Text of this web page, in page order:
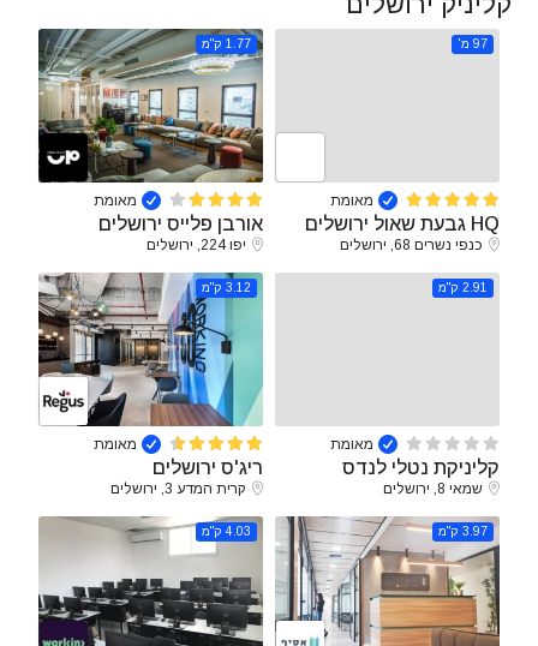
מאומת
97 מ'
HQ גבעת שאול ירושלים
כנפי נשרים 68, ירושלים
מאומת
1.77 ק"מ
אורבן פלייס ירושלים
יפו 224, ירושלים
מאומת
2.91 ק"מ
קליניקת נטלי לנדס
שמאי 8, ירושלים
מאומת
3.12 ק"מ
ריג'ס ירושלים
קרית המדע 3, ירושלים
3.97 ק"מ 4.03 ק"מ